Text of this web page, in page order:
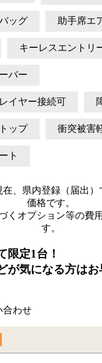
ッグ 助手席エ
キーレスエントリ
バー
イヤー接続可
ップ 衝突被害
ト
、県内登録（届出）
価格です。
くオプション等の費
す。
限定1台！
が気になる方は
合わせ